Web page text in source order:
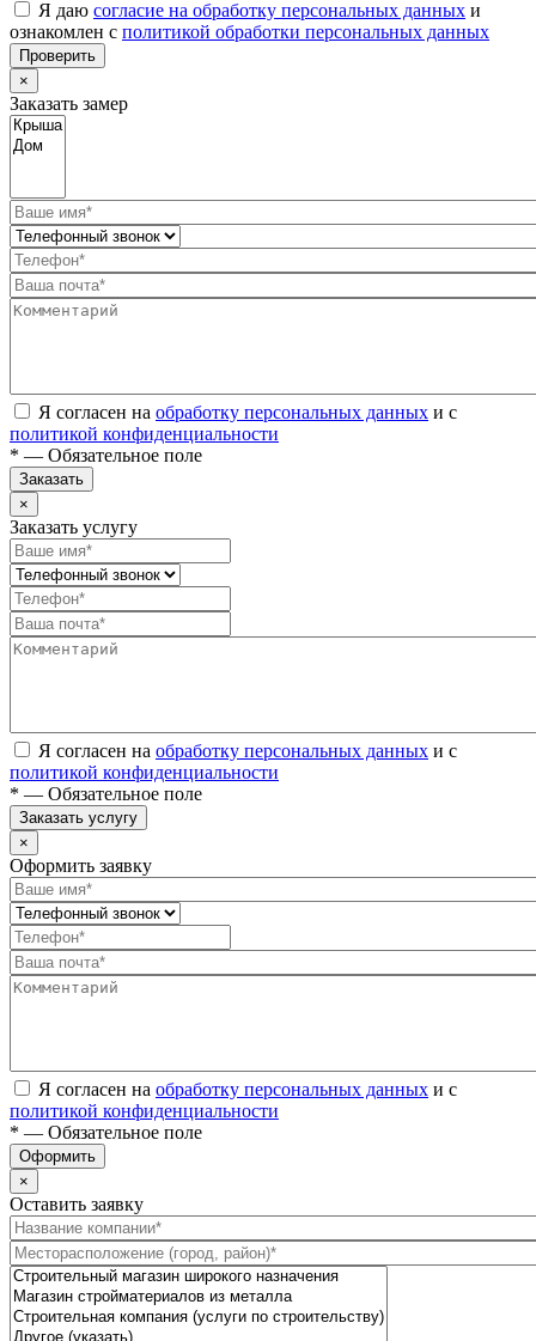
Я даю согласие на обработку персональных данных и
ознакомлен с политикой обработки персональных данных
Проверить
×
Заказать замер
Я согласен на обработку персональных данных и с
политикой конфиденциальности
* — Обязательное поле
Заказать
×
Заказать услугу
Я согласен на обработку персональных данных и с
политикой конфиденциальности
* — Обязательное поле
Заказать услугу
×
Оформить заявку
Я согласен на обработку персональных данных и с
политикой конфиденциальности
* — Обязательное поле
Оформить
×
Оставить заявку